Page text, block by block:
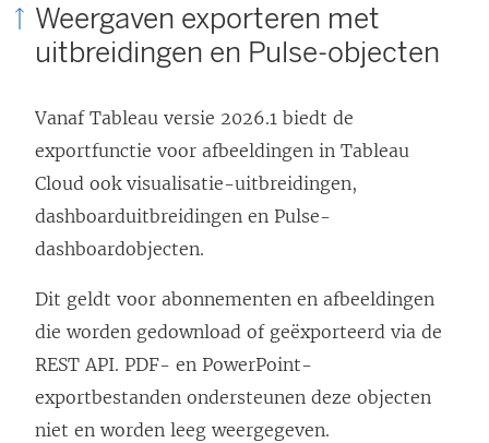
Weergaven exporteren met
uitbreidingen en Pulse-objecten
Vanaf Tableau versie 2026.1 biedt de
exportfunctie voor afbeeldingen in Tableau
Cloud ook visualisatie-uitbreidingen,
dashboarduitbreidingen en Pulse-
dashboardobjecten.
Dit geldt voor abonnementen en afbeeldingen
die worden gedownload of geëxporteerd via de
REST API. PDF- en PowerPoint-
exportbestanden ondersteunen deze objecten
niet en worden leeg weergegeven.